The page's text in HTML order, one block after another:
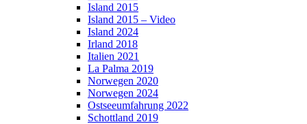
Island 2015
Island 2015 – Video
Island 2024
Irland 2018
Italien 2021
La Palma 2019
Norwegen 2020
Norwegen 2024
Ostseeumfahrung 2022
Schottland 2019